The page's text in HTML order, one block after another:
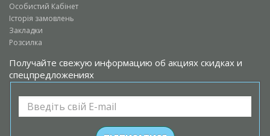
Особистий Кабінет
Історія замовлень
Закладки
Розсилка
Получайте свежую информацию об акциях скидках и
спецпредложениях